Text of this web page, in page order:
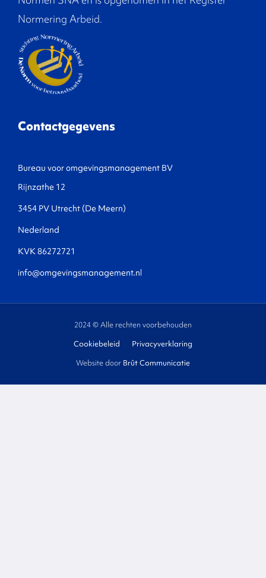
Normering Arbeid.
Contactgegevens
Bureau voor omgevingsmanagement BV
Rijnzathe 12
3454 PV Utrecht (De Meern)
Nederland
KVK 86272721
info@omgevingsmanagement.nl
2024 © Alle rechten voorbehouden
Cookiebeleid
Privacyverklaring
Website door Brût Communicatie